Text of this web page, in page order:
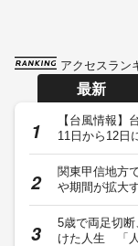
アクセスラン
最新
【台風情報
11日から12日
関東甲信地方
や期間が拡大
5歳で両足切
けた人生 「